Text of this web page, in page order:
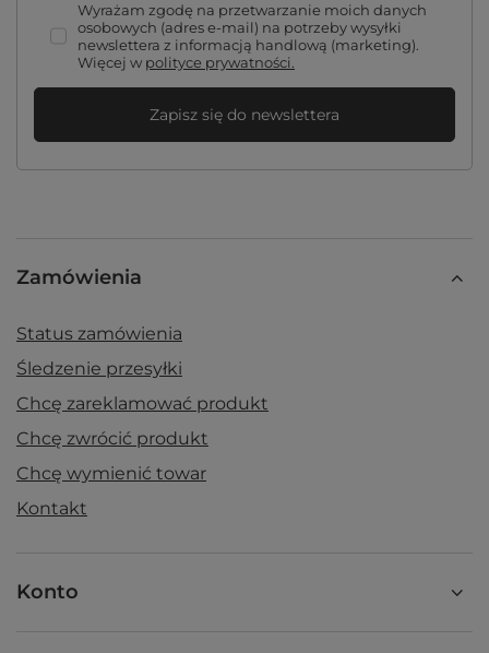
Wyrażam zgodę na przetwarzanie moich danych
osobowych (adres e-mail) na potrzeby wysyłki
newslettera z informacją handlową (marketing).
Więcej w polityce prywatności.
Zapisz się do newslettera
Zamówienia
Status zamówienia
Śledzenie przesyłki
Chcę zareklamować produkt
Chcę zwrócić produkt
Chcę wymienić towar
Kontakt
Konto